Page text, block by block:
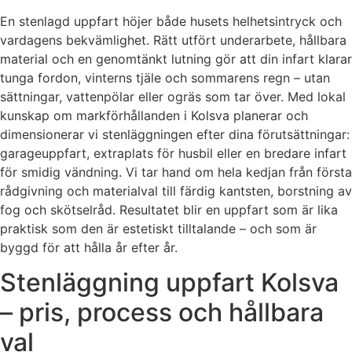
En stenlagd uppfart höjer både husets helhetsintryck och
vardagens bekvämlighet. Rätt utfört underarbete, hållbara
material och en genomtänkt lutning gör att din infart klarar
tunga fordon, vinterns tjäle och sommarens regn – utan
sättningar, vattenpölar eller ogräs som tar över. Med lokal
kunskap om markförhållanden i Kolsva planerar och
dimensionerar vi stenläggningen efter dina förutsättningar:
garageuppfart, extraplats för husbil eller en bredare infart
för smidig vändning. Vi tar hand om hela kedjan från första
rådgivning och materialval till färdig kantsten, borstning av
fog och skötselråd. Resultatet blir en uppfart som är lika
praktisk som den är estetiskt tilltalande – och som är
byggd för att hålla år efter år.
Stenläggning uppfart Kolsva
– pris, process och hållbara
val